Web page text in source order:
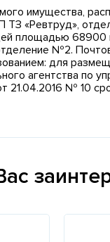
имущества,
ТЗ «Ревтруд»,
площадью 68900
№2.
для
агентства по
21.04.2016 № 10